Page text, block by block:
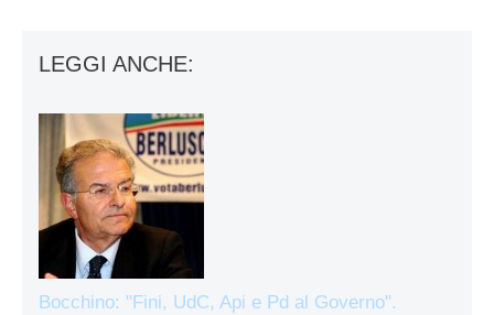
LEGGI ANCHE:
Bocchino: "Fini, UdC, Api e Pd al Governo".